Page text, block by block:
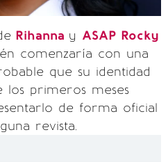
Rihanna y ASAP Rocky
comenzaría con una
que su identidad
los primeros meses
de forma oficial
revista.